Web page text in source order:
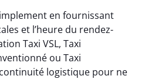
en fournissant
et l’heure du rendez-
Taxi VSL, Taxi
ou Taxi
logistique pour ne